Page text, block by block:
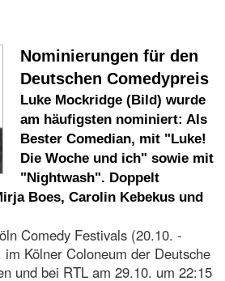
Nominierungen für den
Deutschen Comedypreis
Luke Mockridge (Bild) wurde
am häufigsten nominiert: Als
Bester Comedian, mit "Luke!
Die Woche und ich" sowie mit
"Nightwash". Doppelt
Boes, Carolin Kebekus und
Comedy Festivals (20.10. -
Kölner Coloneum der Deutsche
und bei RTL am 29.10. um 22:15